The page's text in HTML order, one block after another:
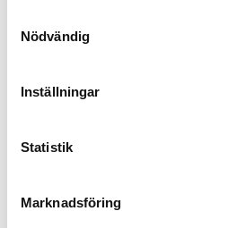
Nödvändig
Inställningar
Statistik
Marknadsföring